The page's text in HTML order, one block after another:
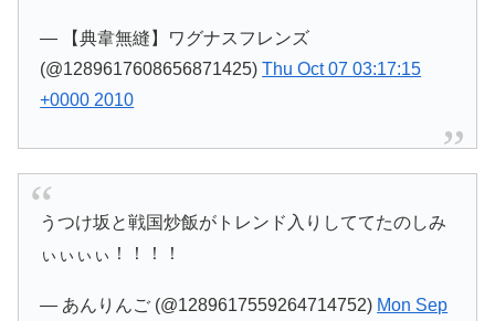
— 【典韋無縫】ワグナスフレンズ
(@1289617608656871425)Thu Oct 07 03:17:15
+0000 2010
うつけ坂と戦国炒飯がトレンド入りしててたのしみ
ぃぃぃぃ！！！！
— あんりんご (@1289617559264714752) Mon Sep